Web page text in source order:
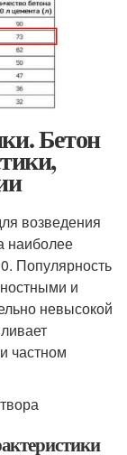
Бетон
возведения
наиболее
Популярность
и
невысокой
частном